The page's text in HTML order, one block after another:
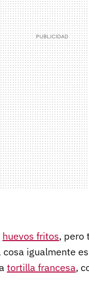
huevos fritos, pero
igualmente
tortilla francesa,